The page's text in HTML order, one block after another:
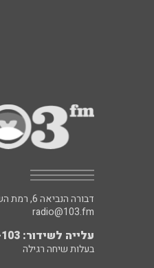
דבורה הנביאה 6, רמת השרון
radio@103.fm
עלייה לשידור: 0552-103-103
בעלות שיחה רגילה